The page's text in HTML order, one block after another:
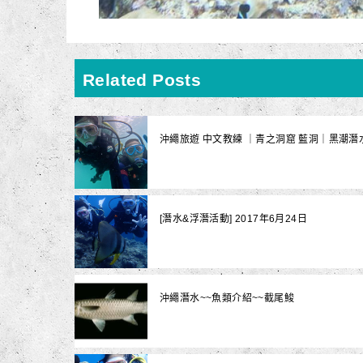
Related Posts
沖繩旅遊 中文教練 ｜青之洞窟 藍洞｜黑潮潛
[潛水&浮潛活動] 2017年6月24日
沖繩潛水~~魚類介紹~~截尾鮻